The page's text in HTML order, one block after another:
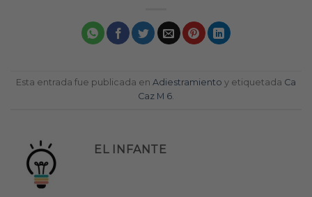
Esta entrada fue publicada en Adiestramiento y etiquetada Ca
Caz M 6.
EL INFANTE